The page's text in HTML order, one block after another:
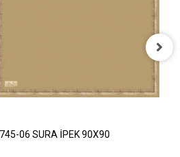
06 SURA İPEK 90X90